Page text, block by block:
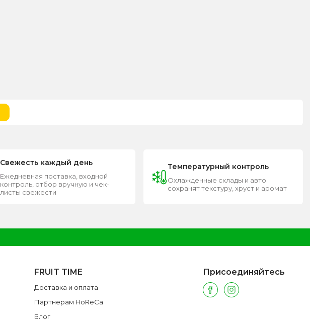
Свежесть каждый день
Ежедневная поставка, входной
контроль, отбор вручную и чек-
листы свежести
Температурный контроль
Охлажденные склады и авто
сохранят текстуру, хруст и аромат
FRUIT TIME
Доставка и оплата
Партнерам HoReCa
Блог
Присоединяйтесь